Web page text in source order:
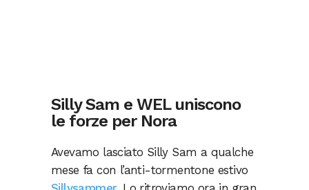
Silly Sam e WEL uniscono
le forze per Nora
Avevamo lasciato Silly Sam a qualche
mese fa con l’anti-tormentone estivo